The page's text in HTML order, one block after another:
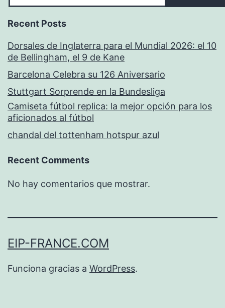
Recent Posts
Dorsales de Inglaterra para el Mundial 2026: el 10
de Bellingham, el 9 de Kane
Barcelona Celebra su 126 Aniversario
Stuttgart Sorprende en la Bundesliga
Camiseta fútbol replica: la mejor opción para los
aficionados al fútbol
chandal del tottenham hotspur azul
Recent Comments
No hay comentarios que mostrar.
EIP-FRANCE.COM
Funciona gracias a WordPress.